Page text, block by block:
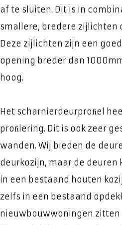
af te sluiten. Dit is in
smallere, bredere zijlichten
Deze zijlichten zijn een
opening breder dan
hoog.
Het scharnierdeurproﬁel
proﬁlering. Dit is ook zeer
wanden. Wij bieden de
deurkozijn, maar de deuren
in een bestaand houten
zelfs in een bestaand
nieuwbouwwoningen zitten